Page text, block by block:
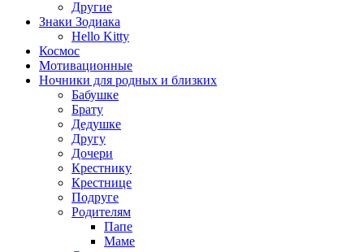
Другие
Знаки Зодиака
Hello Kitty
Космос
Мотивационные
Ночники для родных и близких
Бабушке
Брату
Дедушке
Другу
Дочери
Крестнику
Крестнице
Подруге
Родителям
Папе
Маме